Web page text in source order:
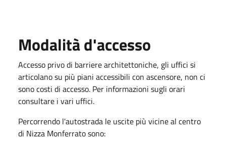
Modalità d'accesso
Accesso privo di barriere architettoniche, gli uffici si
articolano su più piani accessibili con ascensore, non ci
sono costi di accesso. Per informazioni sugli orari
consultare i vari uffici.
Percorrendo l'autostrada le uscite più vicine al centro
di Nizza Monferrato sono: